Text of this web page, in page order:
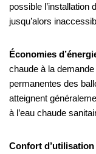
possible l’installation
jusqu’alors
Économies
chaude à la
permanentes des
atteignent
à l’eau chaude
Confort